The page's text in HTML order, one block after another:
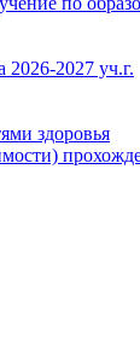
2026-2027 уч.г.
здоровья